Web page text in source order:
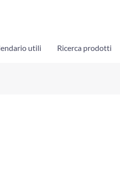
utili Ricerca prodotti